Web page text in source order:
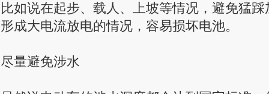
比如说在起步、载人、上坡等情况，避免猛
形成大电流放电的情况，容易损坏电池。
尽量避免涉水